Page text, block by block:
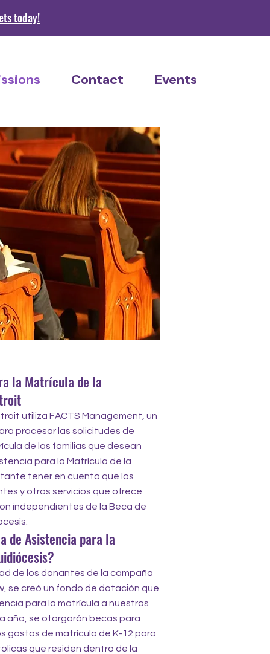
today!
Contact Events
la Matrícula de la
utiliza FACTS Management, un
procesar las solicitudes de
de las familias que desean
para la Matrícula de la
tener en cuenta que los
y otros servicios que ofrece
independientes de la Beca de
de Asistencia para la
de los donantes de la campaña
se creó un fondo de dotación que
para la matrícula a nuestras
año, se otorgarán becas para
gastos de matrícula de K-12 para
que residen dentro de la